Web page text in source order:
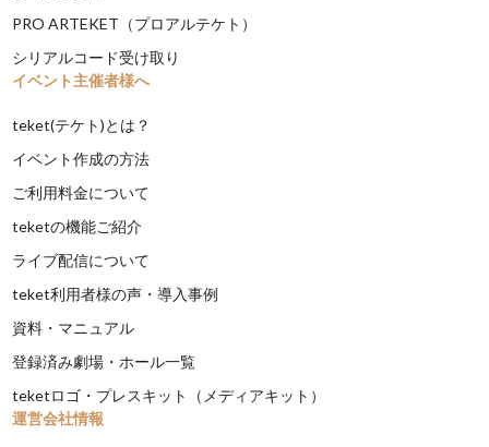
PRO ARTEKET（プロアルテケト）
シリアルコード受け取り
イベント主催者様へ
teket(テケト)とは？
イベント作成の方法
ご利用料金について
teketの機能ご紹介
ライブ配信について
teket利用者様の声・導入事例
資料・マニュアル
登録済み劇場・ホール一覧
teketロゴ・プレスキット（メディアキット）
運営会社情報